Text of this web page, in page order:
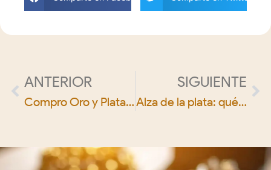
ANTERIOR
Compro Oro y Plata en Sevilla al mejor precio
SIGUIENTE
Alza de la plata: qué está impulsando el precio de la plata y hacia dónde va